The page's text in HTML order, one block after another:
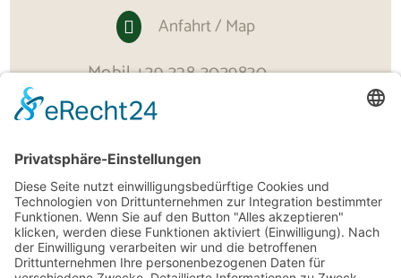
 Anfahrt / Map
Mobil+39 328 3039830
info@residence-alpenrose.it
© residence-alpenrose.it